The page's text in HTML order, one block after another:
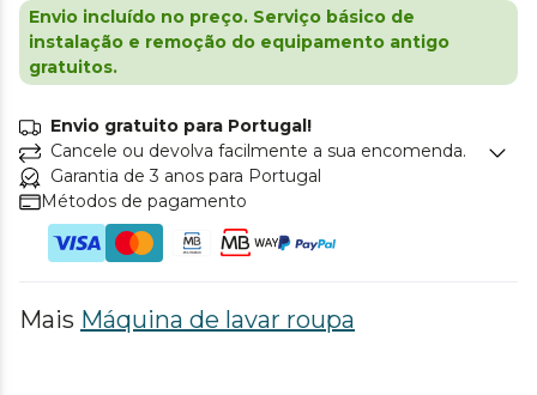
Envio incluído no preço. Serviço básico de
instalação e remoção do equipamento antigo
gratuitos.
Envio gratuito para Portugal!
Cancele ou devolva facilmente a sua encomenda.
Garantia de 3 anos para Portugal
Métodos de pagamento
Mais Máquina de lavar roupa